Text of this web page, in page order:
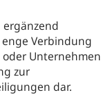
ergänzend
Verbindung
Unternehmen
zur
dar.